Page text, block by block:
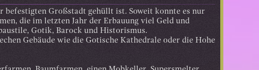
Großstadt gehüllt ist. Soweit konnte es nur
die im letzten Jahr der Erbauung viel Geld und
Gotik, Barock und Historismus.
Gebäude wie die Gotische Kathedrale oder die Hohe